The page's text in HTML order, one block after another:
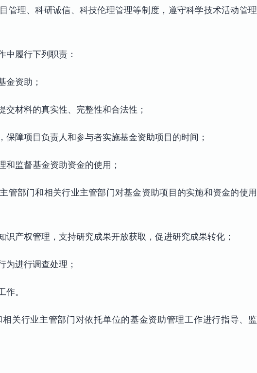
管理、科研诚信、科技伦理管理等制度，遵守科学技术活动管理
履行下列职责：
金资助；
交材料的真实性、完整性和合法性；
保障项目负责人和参与者实施基金资助项目的时间；
和监督基金资助资金的使用；
管部门和相关行业主管部门对基金资助项目的实施和资金的使用
识产权管理，支持研究成果开放获取，促进研究成果转化；
为进行调查处理；
作。
关行业主管部门对依托单位的基金资助管理工作进行指导、监